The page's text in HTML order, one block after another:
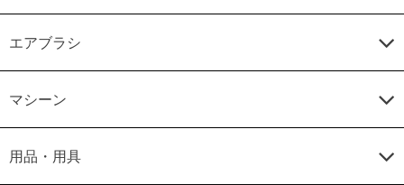
エアブラシ
マシーン
用品・用具